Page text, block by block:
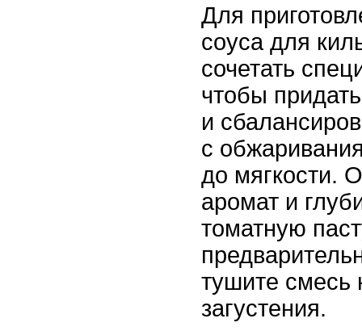
Для
соуса для
сочетать
чтобы
и
с
до мягкости.
аромат и
томатную
тушите смесь
загустения.